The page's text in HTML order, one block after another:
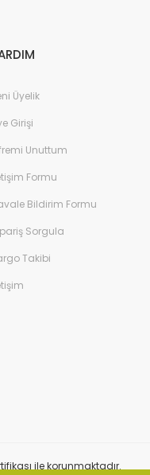
Üyelik
Girişi
Unuttum
Formu
Bildirim Formu
Sorgula
Takibi
ile korunmaktadır.